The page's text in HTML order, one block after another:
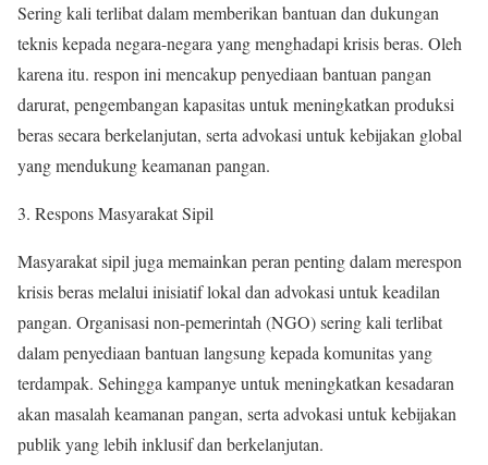
Sering kali terlibat dalam memberikan bantuan dan dukungan
teknis kepada negara-negara yang menghadapi krisis beras. Oleh
karena itu. respon ini mencakup penyediaan bantuan pangan
darurat, pengembangan kapasitas untuk meningkatkan produksi
beras secara berkelanjutan, serta advokasi untuk kebijakan global
yang mendukung keamanan pangan.
3. Respons Masyarakat Sipil
Masyarakat sipil juga memainkan peran penting dalam merespon
krisis beras melalui inisiatif lokal dan advokasi untuk keadilan
pangan. Organisasi non-pemerintah (NGO) sering kali terlibat
dalam penyediaan bantuan langsung kepada komunitas yang
terdampak. Sehingga kampanye untuk meningkatkan kesadaran
akan masalah keamanan pangan, serta advokasi untuk kebijakan
publik yang lebih inklusif dan berkelanjutan.